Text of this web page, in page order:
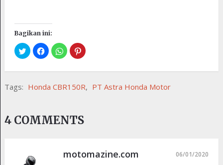
Bagikan ini:
Tags: Honda CBR150R, PT Astra Honda Motor
4 COMMENTS
motomazine.com 06/01/2020